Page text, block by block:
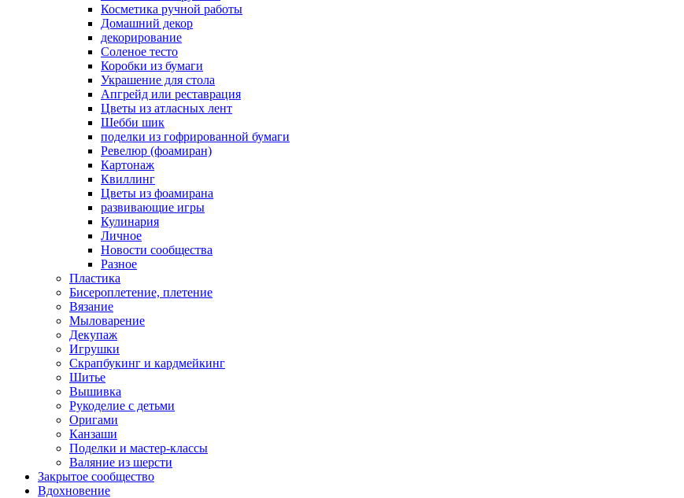
Косметика ручной работы
Домашний декор
декорирование
Соленое тесто
Коробки из бумаги
Украшение для стола
Апгрейд или реставрация
Цветы из атласных лент
Шебби шик
поделки из гофрированной бумаги
Ревелюр (фоамиран)
Картонаж
Квиллинг
Цветы из фоамирана
развивающие игры
Кулинария
Личное
Новости сообщества
Разное
Пластика
Бисероплетение, плетение
Вязание
Мыловарение
Декупаж
Игрушки
Скрапбукинг и кардмейкинг
Шитье
Вышивка
Рукоделие с детьми
Оригами
Канзаши
Поделки и мастер-классы
Валяние из шерсти
Закрытое сообщество
Вдохновение